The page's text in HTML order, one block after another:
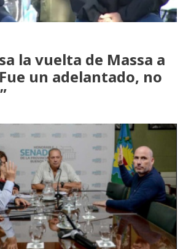
la vuelta de Massa a
un adelantado, no